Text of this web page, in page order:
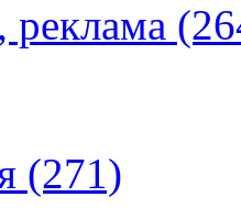
реклама
(271)